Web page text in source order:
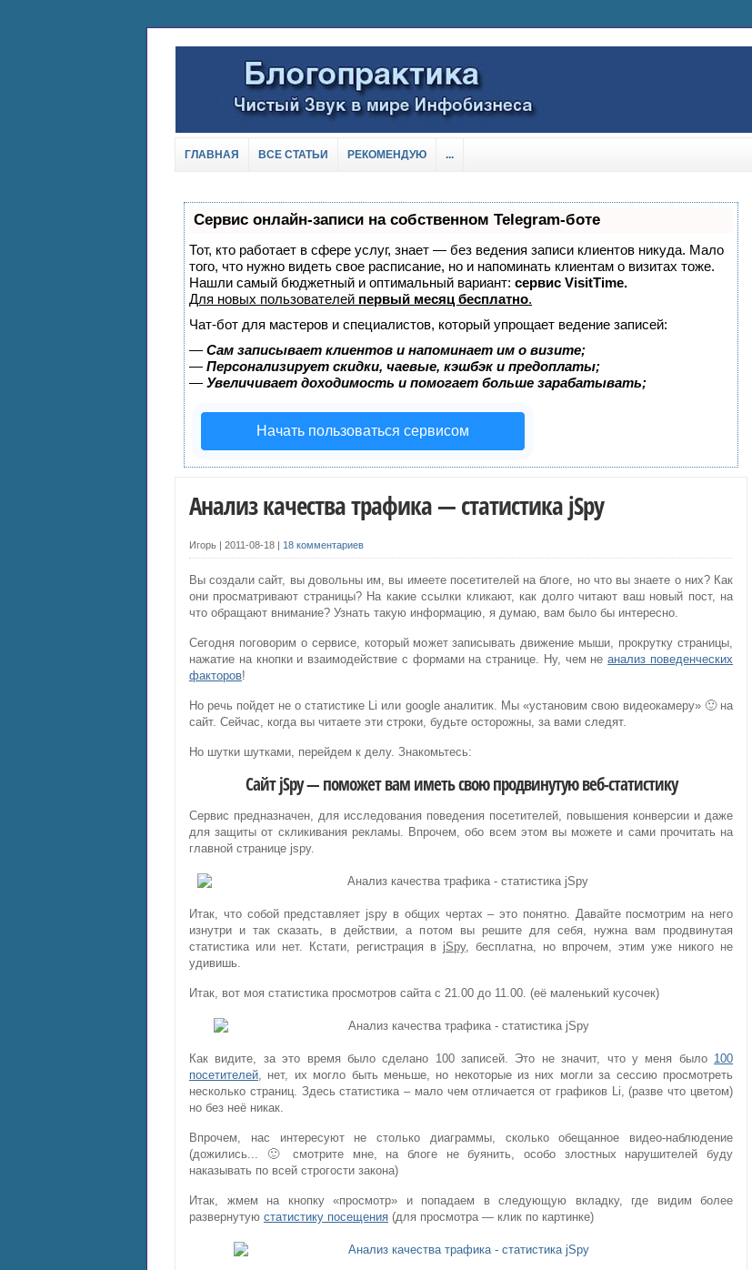
ГЛАВНАЯ ВСЕ СТАТЬИ РЕКОМЕНДУЮ ...
Сервис онлайн-записи на собственном Telegram-боте
Тот, кто работает в сфере услуг, знает — без ведения записи клиентов никуда. Мало
того, что нужно видеть свое расписание, но и напоминать клиентам о визитах тоже.
Нашли самый бюджетный и оптимальный вариант: сервис VisitTime.
Для новых пользователей первый месяц бесплатно.
Чат-бот для мастеров и специалистов, который упрощает ведение записей:
— Сам записывает клиентов и напоминает им о визите;
— Персонализирует скидки, чаевые, кэшбэк и предоплаты;
— Увеличивает доходимость и помогает больше зарабатывать;
Начать пользоваться сервисом
Анализ качества трафика — статистика jSpy
Игорь | 2011-08-18 18 комментариев
Вы создали сайт, вы довольны им, вы имеете посетителей на блоге, но что вы знаете о них? Как
они просматривают страницы? На какие ссылки кликают, как долго читают ваш новый пост, на
что обращают внимание? Узнать такую информацию, я думаю, вам было бы интересно.
Сегодня поговорим о сервисе, который может записывать движение мыши, прокрутку страницы,
нажатие на кнопки и взаимодействие с формами на странице. Ну, чем неанализ поведенческих
факторов!
Но речь пойдет не о статистике Li или google аналитик. Мы «установим свою видеокамеру» 🙂 на
сайт. Сейчас, когда вы читаете эти строки, будьте осторожны, за вами следят.
Но шутки шутками, перейдем к делу. Знакомьтесь:
Сайт jSpy — поможет вам иметь свою продвинутую веб-статистику
Сервис предназначен, для исследования поведения посетителей, повышения конверсии и даже
для защиты от скликивания рекламы. Впрочем, обо всем этом вы можете и сами прочитать на
главной странице jspy.
Итак, что собой представляет jspy в общих чертах – это понятно. Давайте посмотрим на него
изнутри и так сказать, в действии, а потом вы решите для себя, нужна вам продвинутая
статистика или нет. Кстати, регистрация в jSpy, бесплатна, но впрочем, этим уже никого не
удивишь.
Итак, вот моя статистика просмотров сайта с 21.00 до 11.00. (её маленький кусочек)
Как видите, за это время было сделано 100 записей. Это не значит, что у меня было 100
посетителей, нет, их могло быть меньше, но некоторые из них могли за сессию просмотреть
несколько страниц. Здесь статистика – мало чем отличается от графиков Li, (разве что цветом)
но без неё никак.
Впрочем, нас интересуют не столько диаграммы, сколько обещанное видео-наблюдение
(дожились... 🙂 смотрите мне, на блоге не буянить, особо злостных нарушителей буду
наказывать по всей строгости закона)
Итак, жмем на кнопку «просмотр» и попадаем в следующую вкладку, где видим более
развернутую статистику посещения (для просмотра — клик по картинке)